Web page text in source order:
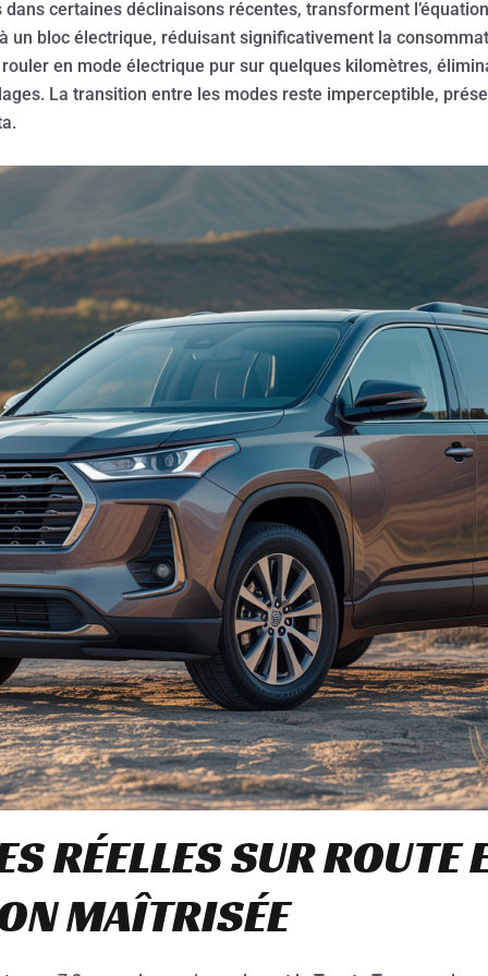
dans certaines déclinaisons récentes, transforment
un bloc électrique, réduisant significativement la
en mode électrique pur sur quelques kilomètres,
La transition entre les modes reste imperceptible,
RÉELLES SUR ROUTE
MAÎTRISÉE